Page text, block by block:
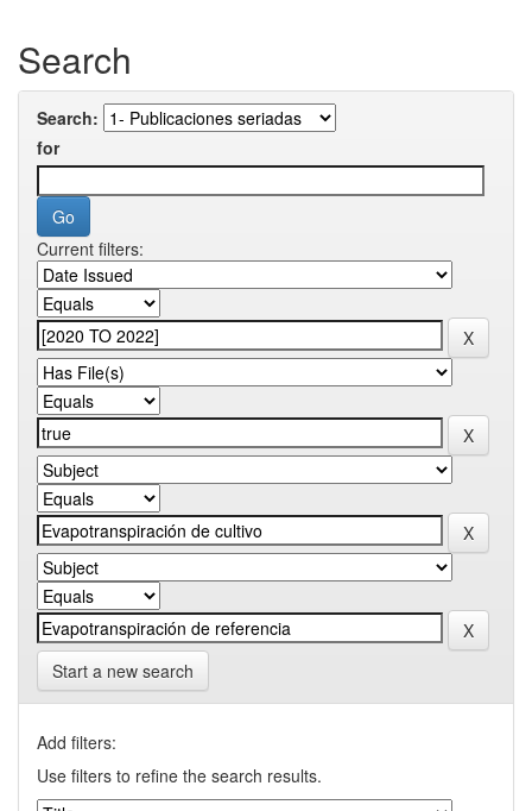
Search
Search:
for
Current filters:
Start a new search
Add filters:
Use filters to refine the search results.